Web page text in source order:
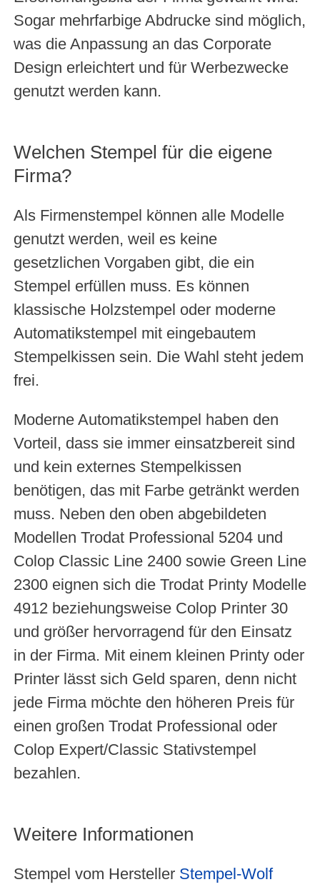
Sogar mehrfarbige Abdrucke sind möglich,
was die Anpassung an das Corporate
Design erleichtert und für Werbezwecke
genutzt werden kann.
Welchen Stempel für die eigene
Firma?
Als Firmenstempel können alle Modelle
genutzt werden, weil es keine
gesetzlichen Vorgaben gibt, die ein
Stempel erfüllen muss. Es können
klassische Holzstempel oder moderne
Automatikstempel mit eingebautem
Stempelkissen sein. Die Wahl steht jedem
frei.
Moderne Automatikstempel haben den
Vorteil, dass sie immer einsatzbereit sind
und kein externes Stempelkissen
benötigen, das mit Farbe getränkt werden
muss. Neben den oben abgebildeten
Modellen Trodat Professional 5204 und
Colop Classic Line 2400 sowie Green Line
2300 eignen sich die Trodat Printy Modelle
4912 beziehungsweise Colop Printer 30
und größer hervorragend für den Einsatz
in der Firma. Mit einem kleinen Printy oder
Printer lässt sich Geld sparen, denn nicht
jede Firma möchte den höheren Preis für
einen großen Trodat Professional oder
Colop Expert/Classic Stativstempel
bezahlen.
Weitere Informationen
Stempel vom Hersteller Stempel-Wolf